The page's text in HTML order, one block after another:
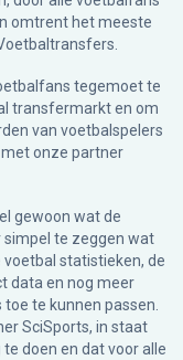
omtrent het meeste
tegemoet te
transfermarkt en om
van voetbalspelers
met onze partner
gewoon wat de
simpel te zeggen wat
statistieken, de
data en nog meer
te kunnen passen.
SciSports, in staat
doen en dat voor alle